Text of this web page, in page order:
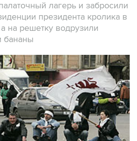
лагерь и забросили
президента кролика в
на решетку водрузили
бананы